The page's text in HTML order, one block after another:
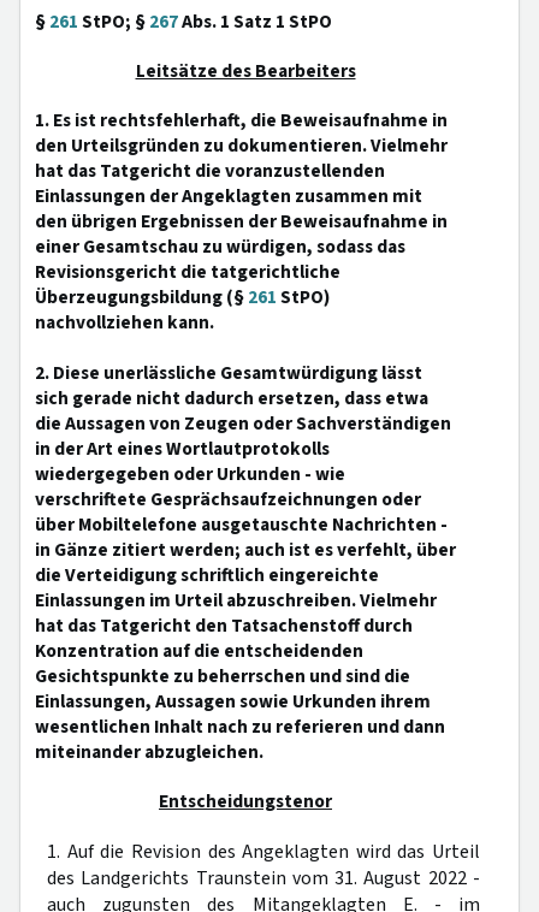
§261StPO; §267Abs. 1 Satz 1 StPO
Leitsätze des Bearbeiters
1. Es ist rechtsfehlerhaft, die Beweisaufnahme in
den Urteilsgründen zu dokumentieren. Vielmehr
hat das Tatgericht die voranzustellenden
Einlassungen der Angeklagten zusammen mit
den übrigen Ergebnissen der Beweisaufnahme in
einer Gesamtschau zu würdigen, sodass das
Revisionsgericht die tatgerichtliche
Überzeugungsbildung (§261StPO)
nachvollziehen kann.
2. Diese unerlässliche Gesamtwürdigung lässt
sich gerade nicht dadurch ersetzen, dass etwa
die Aussagen von Zeugen oder Sachverständigen
in der Art eines Wortlautprotokolls
wiedergegeben oder Urkunden - wie
verschriftete Gesprächsaufzeichnungen oder
über Mobiltelefone ausgetauschte Nachrichten -
in Gänze zitiert werden; auch ist es verfehlt, über
die Verteidigung schriftlich eingereichte
Einlassungen im Urteil abzuschreiben. Vielmehr
hat das Tatgericht den Tatsachenstoff durch
Konzentration auf die entscheidenden
Gesichtspunkte zu beherrschen und sind die
Einlassungen, Aussagen sowie Urkunden ihrem
wesentlichen Inhalt nach zu referieren und dann
miteinander abzugleichen.
Entscheidungstenor
1. Auf die Revision des Angeklagten wird das Urteil
des Landgerichts Traunstein vom 31. August 2022 -
auch zugunsten des Mitangeklagten E. - im